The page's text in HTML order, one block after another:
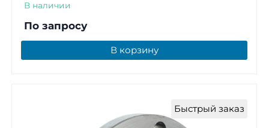
В наличии
По запросу
В корзину
Быстрый заказ